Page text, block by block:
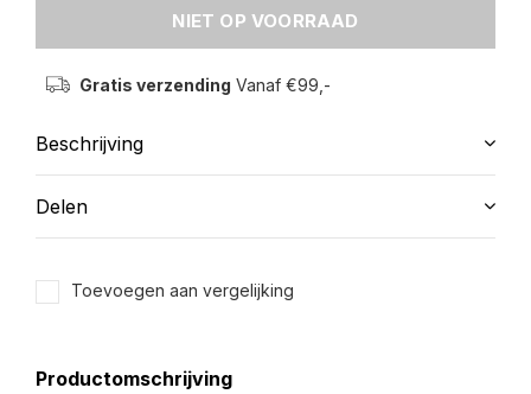
NIET OP VOORRAAD
Gratis verzending Vanaf €99,-
Beschrijving
Delen
Toevoegen aan vergelijking
Productomschrijving